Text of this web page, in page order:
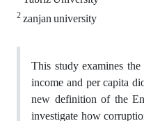
2zanjan university
This study examines
income and per capita
new definition of the
investigate how